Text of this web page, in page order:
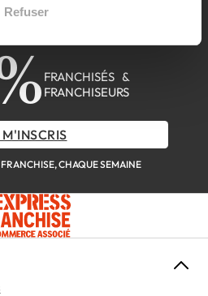
Refuser
LA NEWSLETTER
FRANCHISÉS &
FRANCHISEURS
M'INSCRIS
CHAQUE SEMAINE